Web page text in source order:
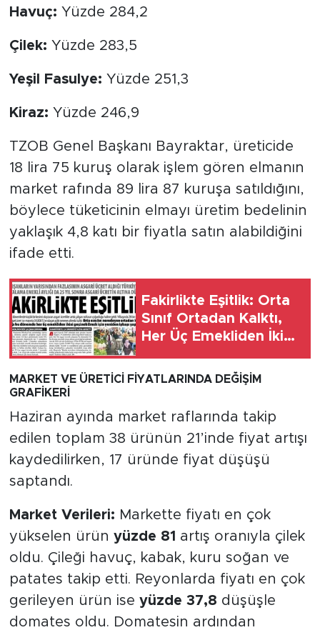
Havuç: Yüzde 284,2
Çilek: Yüzde 283,5
Yeşil Fasulye: Yüzde 251,3
Kiraz: Yüzde 246,9
TZOB Genel Başkanı Bayraktar, üreticide
18 lira 75 kuruş olarak işlem gören elmanın
market rafında 89 lira 87 kuruşa satıldığını,
böylece tüketicinin elmayı üretim bedelinin
yaklaşık 4,8 katı bir fiyatla satın alabildiğini
ifade etti.
Fakirlikte Eşitlik: Orta
Sınıf Ortadan Kalktı,
Her Üç Emekliden İkisi
MARKET VE ÜRETİCİ FİYATLARINDA DEĞİŞİM
GRAFİKERİ
Haziran ayında market raflarında takip
edilen toplam 38 ürünün 21’inde fiyat artışı
kaydedilirken, 17 üründe fiyat düşüşü
saptandı.
Market Verileri: Markette fiyatı en çok
yükselen ürün yüzde 81 artış oranıyla çilek
oldu. Çileği havuç, kabak, kuru soğan ve
patates takip etti. Reyonlarda fiyatı en çok
gerileyen ürün ise yüzde 37,8 düşüşle
domates oldu. Domatesin ardından